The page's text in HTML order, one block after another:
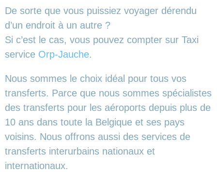
De sorte que vous puissiez voyager dérendu
d’un endroit à un autre ?
Si c’est le cas, vous pouvez compter sur Taxi
service Orp-Jauche.
Nous sommes le choix idéal pour tous vos
transferts. Parce que nous sommes spécialistes
des transferts pour les aéroports depuis plus de
10 ans dans toute la Belgique et ses pays
voisins. Nous offrons aussi des services de
transferts interurbains nationaux et
internationaux.